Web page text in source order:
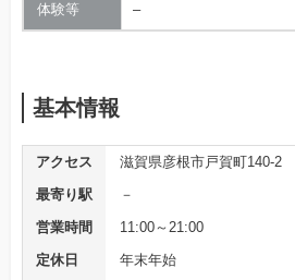
体験等 –
基本情報
アクセス
滋賀県彦根市戸賀町140-2
最寄り駅
－
営業時間
11:00～21:00
定休日
年末年始